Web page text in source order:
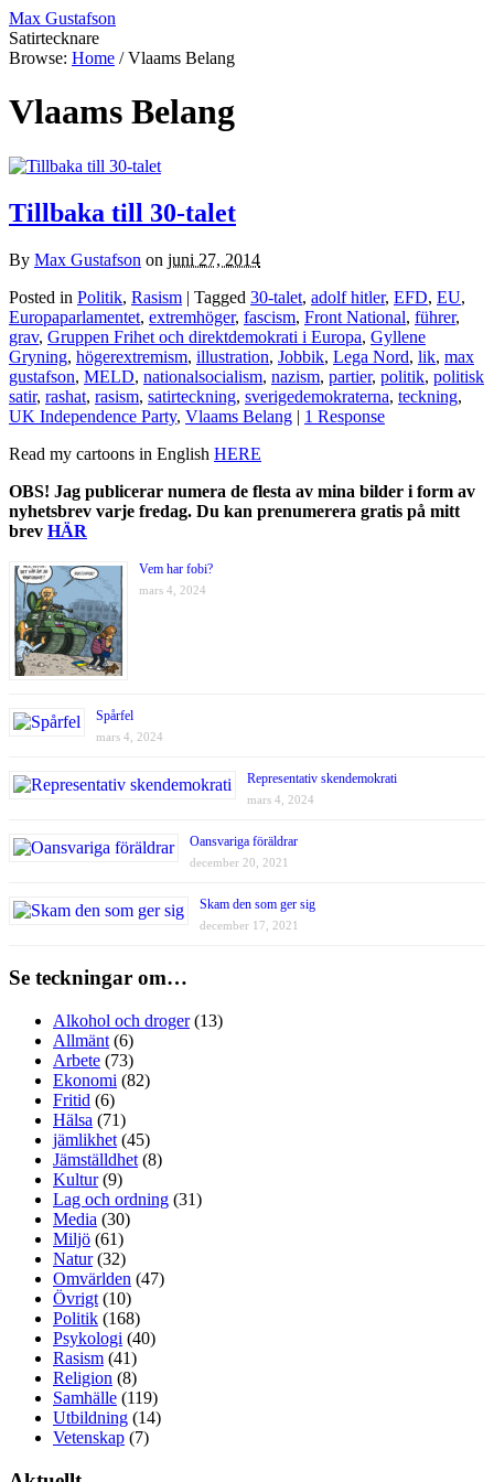
Max Gustafson
Satirtecknare
Browse: Home / Vlaams Belang
Vlaams Belang
Tillbaka till 30-talet
By Max Gustafson on juni 27, 2014
Posted in Politik, Rasism | Tagged 30-talet, adolf hitler, EFD, EU,
Europaparlamentet, extremhöger, fascism, Front National, führer,
grav, Gruppen Frihet och direktdemokrati i Europa, Gyllene
Gryning, högerextremism, illustration, Jobbik, Lega Nord, lik, max
gustafson, MELD, nationalsocialism, nazism, partier, politik, politisk
satir, rashat, rasism, satirteckning, sverigedemokraterna, teckning,
UK Independence Party, Vlaams Belang | 1 Response
Read my cartoons in English HERE
OBS! Jag publicerar numera de flesta av mina bilder i form av
nyhetsbrev varje fredag. Du kan prenumerera gratis på mitt
brev HÄR
Vem har fobi?
mars 4, 2024
Spårfel
mars 4, 2024
Representativ skendemokrati
mars 4, 2024
Oansvariga föräldrar
december 20, 2021
Skam den som ger sig
december 17, 2021
Se teckningar om…
Alkohol och droger(13)
Allmänt (6)
Arbete (73)
Ekonomi (82)
Fritid (6)
Hälsa (71)
jämlikhet (45)
Jämställdhet (8)
Kultur(9)
Lag och ordning (31)
Media (30)
Miljö (61)
Natur(32)
Omvärlden (47)
Övrigt (10)
Politik (168)
Psykologi (40)
Rasism (41)
Religion (8)
Samhälle (119)
Utbildning (14)
Vetenskap (7)